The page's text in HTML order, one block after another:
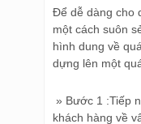
Để dễ dàng cho
một cách suôn
hình dung về
dựng lên một
» Bước 1 :Tiếp
khách hàng về